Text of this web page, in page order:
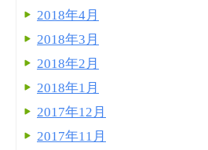
2018年4月
2018年3月
2018年2月
2018年1月
2017年12月
2017年11月